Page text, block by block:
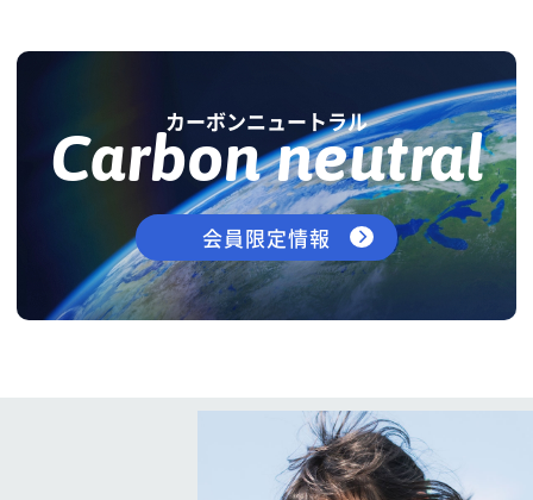
カーボンニュートラル
Carbon neutral
会員限定情報